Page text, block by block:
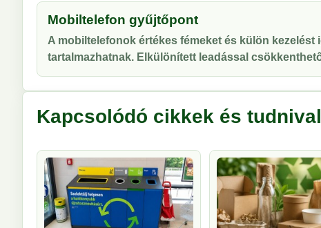
Mobiltelefon gyűjtőpont
A mobiltelefonok értékes fémeket és külön kezelést
tartalmazhatnak. Elkülönített leadással
Kapcsolódó cikkek és